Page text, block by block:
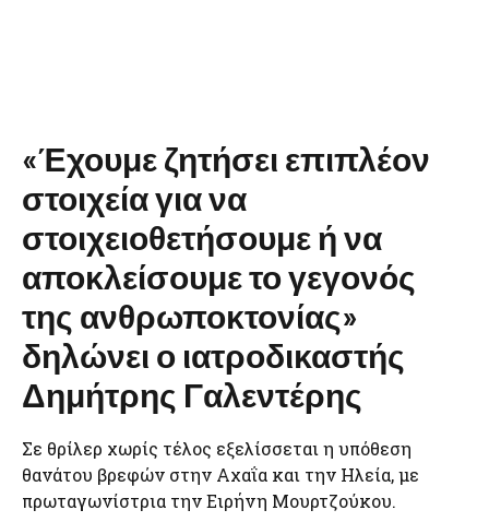
«Έχουμε ζητήσει επιπλέον
στοιχεία για να
στοιχειοθετήσουμε ή να
αποκλείσουμε το γεγονός
της ανθρωποκτονίας»
δηλώνει ο ιατροδικαστής
Δημήτρης Γαλεντέρης
Σε θρίλερ χωρίς τέλος εξελίσσεται η υπόθεση
θανάτου βρεφών στην Αχαΐα και την Ηλεία, με
πρωταγωνίστρια την Ειρήνη Μουρτζούκου.